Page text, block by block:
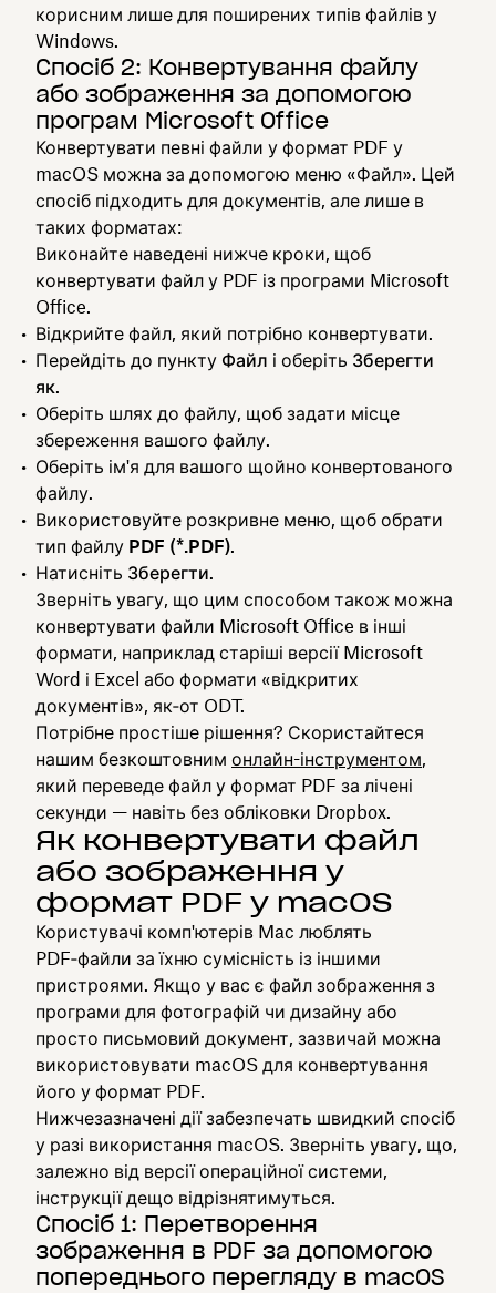
корисним лише для поширених типів файлів у
Windows.
Спосіб 2: Конвертування файлу
або зображення за допомогою
програм Microsoft Office
Конвертувати певні файли у формат PDF у
macOS можна за допомогою меню «Файл». Цей
спосіб підходить для документів, але лише в
таких форматах:
Виконайте наведені нижче кроки, щоб
конвертувати файл у PDF із програми Microsoft
Office.
Відкрийте файл, який потрібно конвертувати.
Перейдіть до пункту Файл і оберіть Зберегти
як.
Оберіть шлях до файлу, щоб задати місце
збереження вашого файлу.
Оберіть ім'я для вашого щойно конвертованого
файлу.
Використовуйте розкривне меню, щоб обрати
тип файлу PDF (*.PDF).
Натисніть Зберегти.
Зверніть увагу, що цим способом також можна
конвертувати файли Microsoft Office в інші
формати, наприклад старіші версії Microsoft
Word і Excel або формати «відкритих
документів», як‑от ODT.
Потрібне простіше рішення? Скористайтеся
нашим безкоштовним онлайн-інструментом,
який переведе файл у формат PDF за лічені
секунди — навіть без обліковки Dropbox.
Як конвертувати файл
або зображення у
формат PDF у macOS
Користувачі комп'ютерів Mac люблять
PDF‑файли за їхню сумісність із іншими
пристроями. Якщо у вас є файл зображення з
програми для фотографій чи дизайну або
просто письмовий документ, зазвичай можна
використовувати macOS для конвертування
його у формат PDF.
Нижчезазначені дії забезпечать швидкий спосіб
у разі використання macOS. Зверніть увагу, що,
залежно від версії операційної системи,
інструкції дещо відрізнятимуться.
Спосіб 1: Перетворення
зображення в PDF за допомогою
попереднього перегляду в macOS